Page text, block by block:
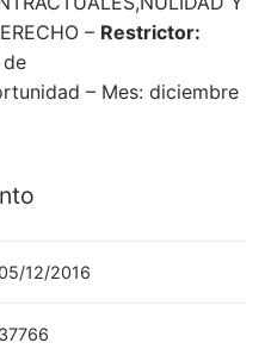
– Restrictor:
– Mes: diciembre
12/2016
37766